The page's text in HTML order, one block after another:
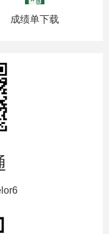
成绩单下载